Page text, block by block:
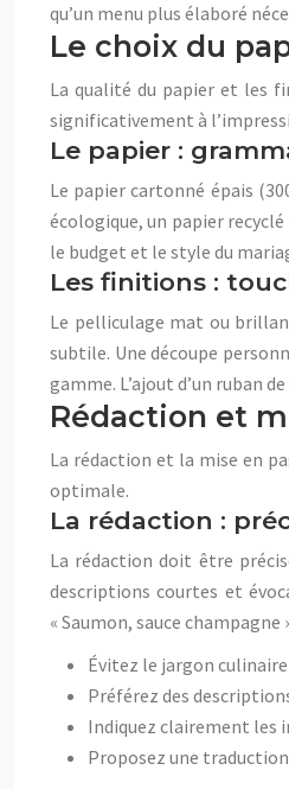
qu’un menu plus élaboré
Le choix du
La qualité du papier et les
significativement à
Le papier :
Le papier cartonné épais
écologique, un papier
le budget et le style du
Les finitions :
Le pelliculage mat ou
subtile. Une découpe
gamme. L’ajout d’un ruban
Rédaction et
La rédaction et la mise en
optimale.
La rédaction :
La rédaction doit être
descriptions courtes et
« Saumon, sauce
Évitez le jargon
Préférez des
Indiquez clairement les
Proposez une